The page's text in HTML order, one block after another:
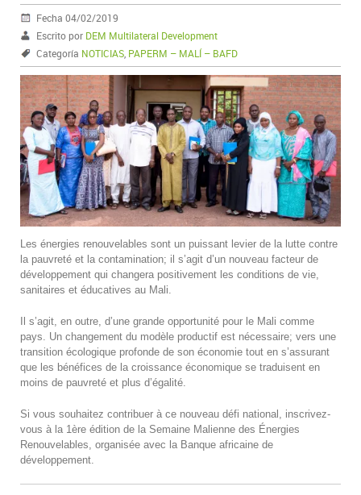
Fecha 04/02/2019
Escrito por DEM Multilateral Development
Categoría NOTICIAS PAPERM – MALÍ – BAFD
Les énergies renouvelables sont un puissant levier de la lutte contre
la pauvreté et la contamination; il s’agit d’un nouveau facteur de
développement qui changera positivement les conditions de vie,
sanitaires et éducatives au Mali.
Il s’agit, en outre, d’une grande opportunité pour le Mali comme
pays. Un changement du modèle productif est nécessaire; vers une
transition écologique profonde de son économie tout en s’assurant
que les bénéfices de la croissance économique se traduisent en
moins de pauvreté et plus d’égalité.
Si vous souhaitez contribuer à ce nouveau défi national, inscrivez-
vous à la 1ère édition de la Semaine Malienne des Énergies
Renouvelables, organisée avec la Banque africaine de
développement.